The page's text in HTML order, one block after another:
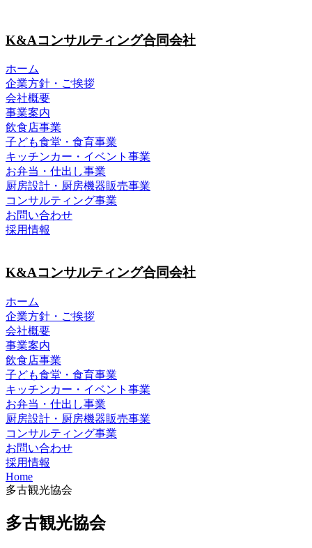
K&Aコンサルティング合同会社
ホーム
企業方針・ご挨拶
会社概要
事業案内
飲食店事業
子ども食堂・食育事業
キッチンカー・イベント事業
お弁当・仕出し事業
厨房設計・厨房機器販売事業
コンサルティング事業
お問い合わせ
採用情報
K&Aコンサルティング合同会社
ホーム
企業方針・ご挨拶
会社概要
事業案内
飲食店事業
子ども食堂・食育事業
キッチンカー・イベント事業
お弁当・仕出し事業
厨房設計・厨房機器販売事業
コンサルティング事業
お問い合わせ
採用情報
Home
多古観光協会
多古観光協会